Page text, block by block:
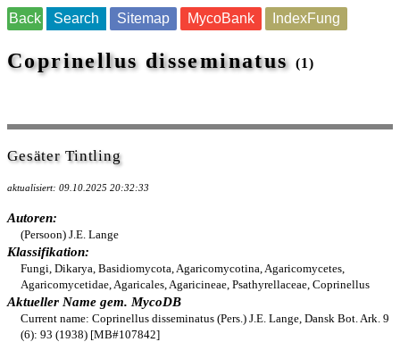
Back Search Sitemap MycoBank IndexFung
Coprinellus disseminatus (1)
Gesäter Tintling
aktualisiert: 09.10.2025 20:32:33
Autoren:
(Persoon) J.E. Lange
Klassifikation:
Fungi, Dikarya, Basidiomycota, Agaricomycotina, Agaricomycetes,
Agaricomycetidae, Agaricales, Agaricineae, Psathyrellaceae, Coprinellus
Aktueller Name gem. MycoDB
Current name: Coprinellus disseminatus (Pers.) J.E. Lange, Dansk Bot. Ark. 9
(6): 93 (1938) [MB#107842]